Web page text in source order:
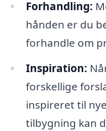
Forhandling:
hånden er du
forhandle om
Inspiration:
forskellige
inspireret til
tilbygning kan